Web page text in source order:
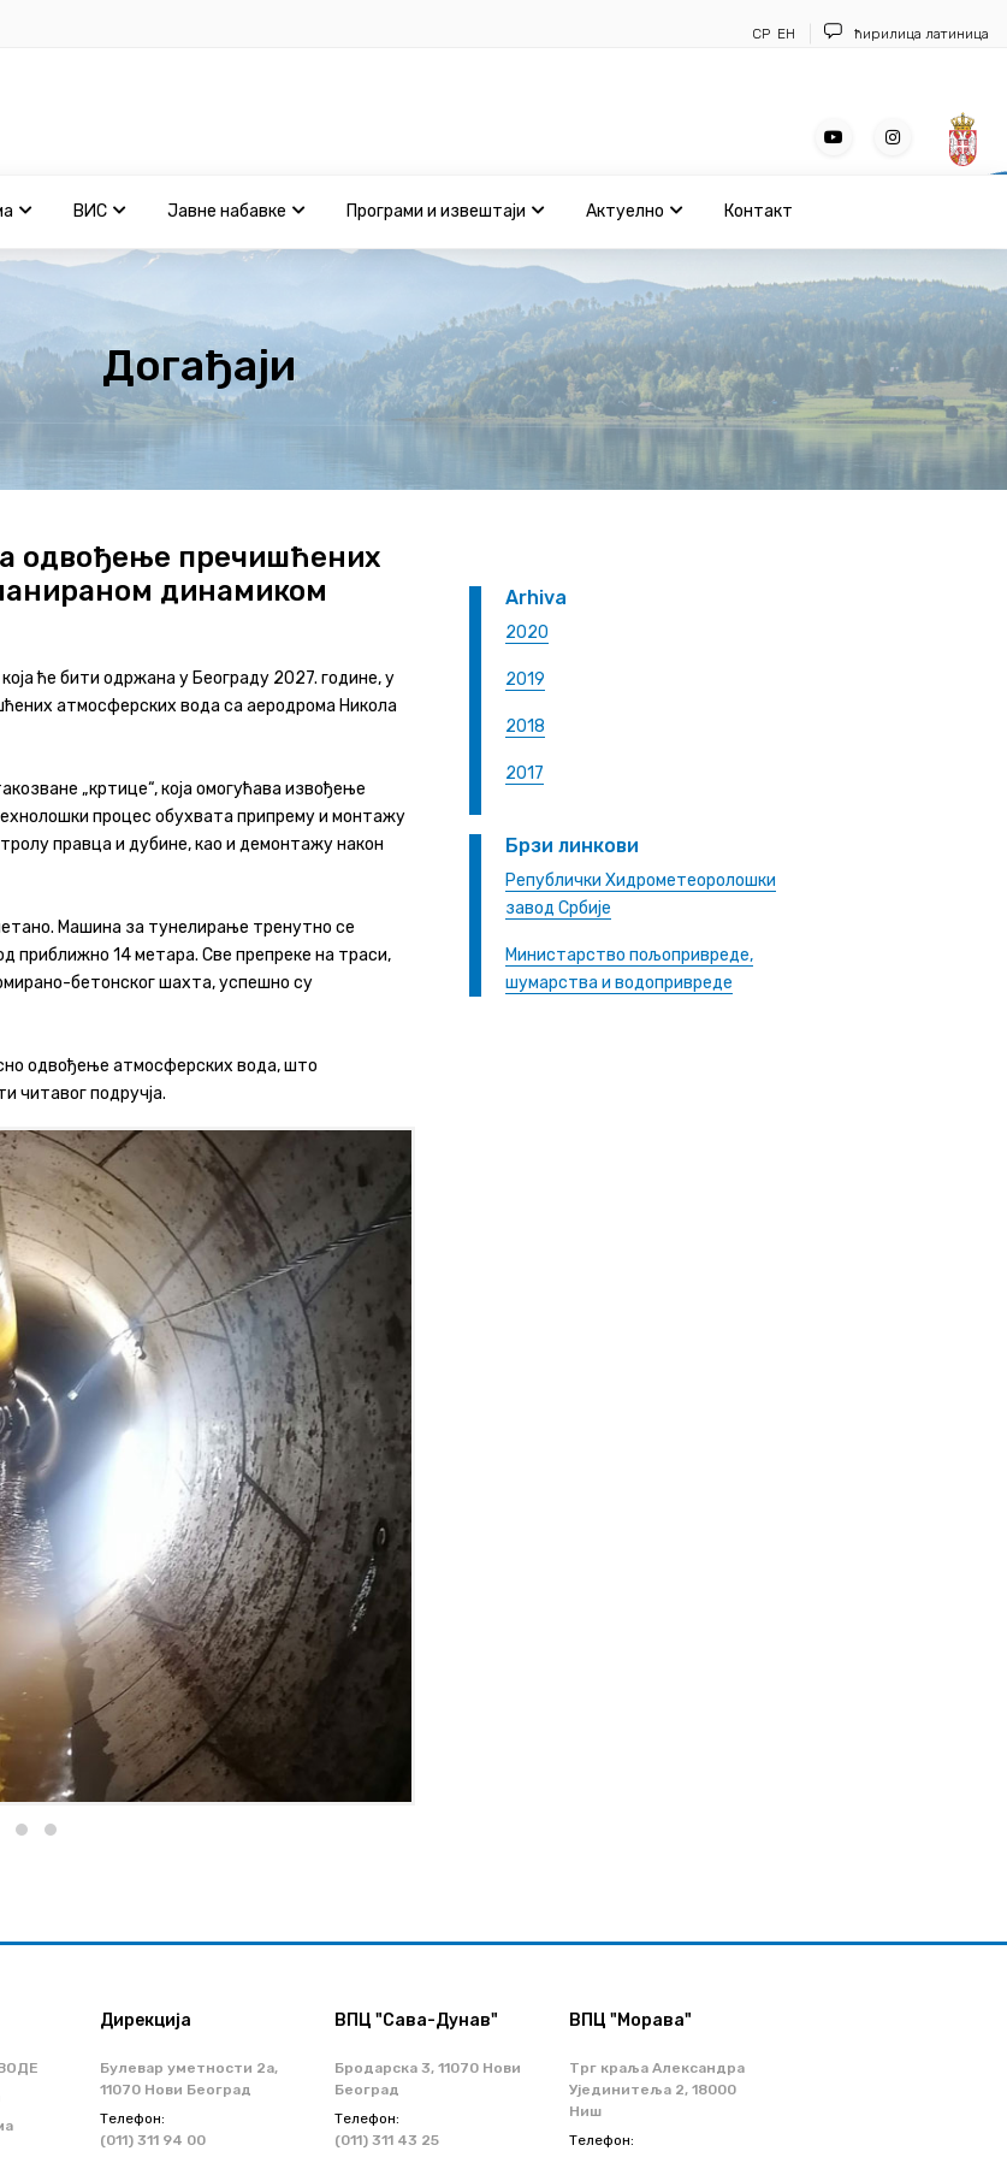
СР ЕН ћирилица латиница
ВИС Јавне набавке Програми и извештаји Актуелно Контакт
Догађаји
одвођење пречишћених
динамиком
ће бити одржана у Београду 2027. године, у
атмосферских вода са аеродрома Никола
„кртице“, која омогућава извођење
процес обухвата припрему и монтажу
правца и дубине, као и демонтажу након
Машина за тунелирање тренутно се
приближно 14 метара. Све препреке на траси,
бетонског шахта, успешно су
одвођење атмосферских вода, што
читавог подручја.
Arhiva
2020
2019
2018
2017
Брзи линкови
Републички Хидрометеоролошки
завод Србије
Министарство пољопривреде,
шумарства и водопривреде
Дирекција
Булевар уметности 2a,
11070 Нови Београд
Телефон:
(011) 311 94 00
ВПЦ "Сава-Дунав"
Бродарска 3, 11070 Нови
Београд
Телефон:
(011) 311 43 25
ВПЦ "Морава"
Трг краља Александра
Ујединитеља 2, 18000
Ниш
Телефон: